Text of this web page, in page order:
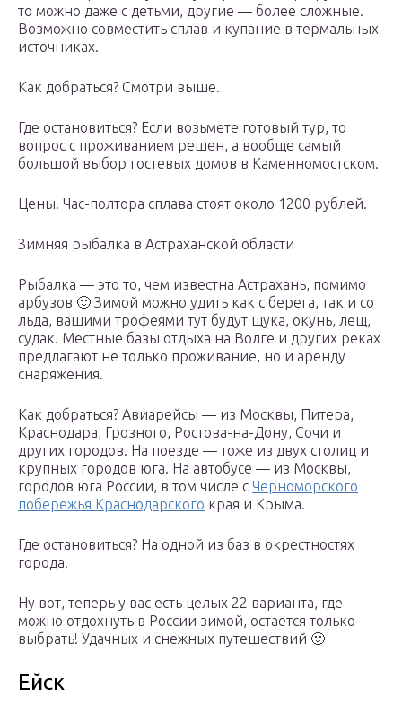
то можно даже с детьми, другие — более сложные.
Возможно совместить сплав и купание в термальных
источниках.
Как добраться? Смотри выше.
Где остановиться? Если возьмете готовый тур, то
вопрос с проживанием решен, а вообще самый
большой выбор гостевых домов в Каменномостском.
Цены. Час-полтора сплава стоят около 1200 рублей.
Зимняя рыбалка в Астраханской области
Рыбалка — это то, чем известна Астрахань, помимо
арбузов 🙂 Зимой можно удить как с берега, так и со
льда, вашими трофеями тут будут щука, окунь, лещ,
судак. Местные базы отдыха на Волге и других реках
предлагают не только проживание, но и аренду
снаряжения.
Как добраться? Авиарейсы — из Москвы, Питера,
Краснодара, Грозного, Ростова-на-Дону, Сочи и
других городов. На поезде — тоже из двух столиц и
крупных городов юга. На автобусе — из Москвы,
городов юга России, в том числе с Черноморского
побережья Краснодарского края и Крыма.
Где остановиться? На одной из баз в окрестностях
города.
Ну вот, теперь у вас есть целых 22 варианта, где
можно отдохнуть в России зимой, остается только
выбрать! Удачных и снежных путешествий 🙂
Ейск